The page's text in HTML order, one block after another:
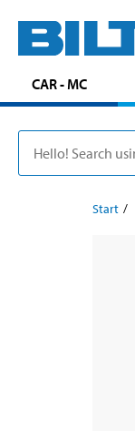
CAR - MC
Start